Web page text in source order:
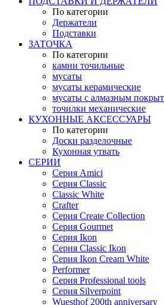
По категории
Держатели
Подставки
ЗАТОЧКА
По категории
камни точильные
мусаты
мусаты керамические
мусаты с алмазным
точилки механические
КУХОННЫЕ АКСЕССУАРЫ
По категории
Доски разделочные
Кухонная утвать
СЕРИИ
Серия Amici
Серия Classic
Classic White
Crafter
Серия Create Collection
Серия Gourmet
Серия Ikon
Серия Classic Ikon
Серия Ikon Cream White
Performer
Серия Professional tools
Серия Silverpoint
Wuesthof 200th anniversary